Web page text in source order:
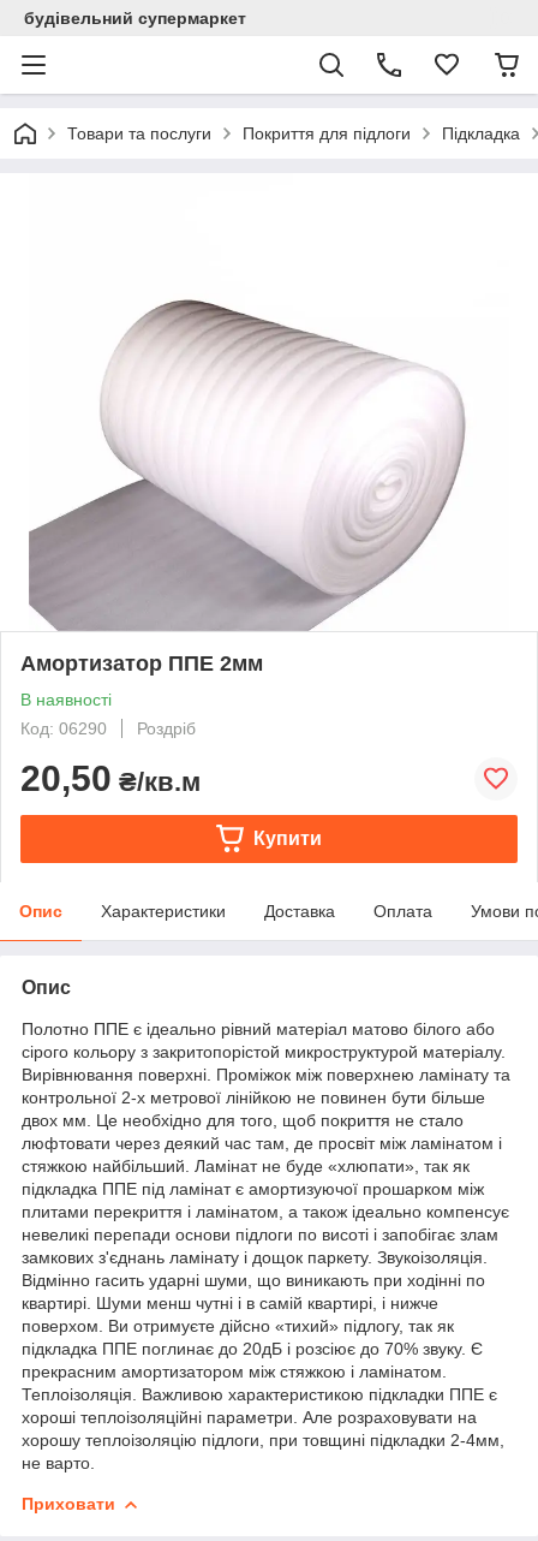
будівельний супермаркет
Товари та послуги Покриття для підлоги Підкладка
Амортизатор ППЕ 2мм
В наявності
Код: 06290
Роздріб
20,50 ₴/кв.м
Купити
Опис Характеристики Доставка Оплата Умови
Опис
Полотно ППЕ є ідеально рівний матеріал матово білого або
сірого кольору з закритопорістой микроструктурой матеріалу.
Вирівнювання поверхні. Проміжок між поверхнею ламінату та
контрольної 2-х метрової лінійкою не повинен бути більше
двох мм. Це необхідно для того, щоб покриття не стало
люфтовати через деякий час там, де просвіт між ламінатом і
стяжкою найбільший. Ламінат не буде «хлюпати», так як
підкладка ППЕ під ламінат є амортизуючої прошарком між
плитами перекриття і ламінатом, а також ідеально компенсує
невеликі перепади основи підлоги по висоті і запобігає злам
замкових з'єднань ламінату і дощок паркету. Звукоізоляція.
Відмінно гасить ударні шуми, що виникають при ходінні по
квартирі. Шуми менш чутні і в самій квартирі, і нижче
поверхом. Ви отримуєте дійсно «тихий» підлогу, так як
підкладка ППЕ поглинає до 20дБ і розсіює до 70% звуку. Є
прекрасним амортизатором між стяжкою і ламінатом.
Теплоізоляція. Важливою характеристикою підкладки ППЕ є
хороші теплоізоляційні параметри. Але розраховувати на
хорошу теплоізоляцію підлоги, при товщині підкладки 2-4мм,
не варто.
Приховати